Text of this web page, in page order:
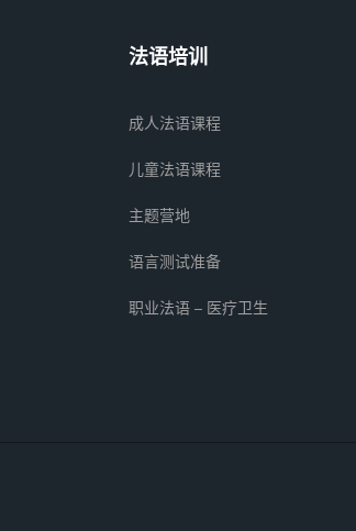
法语培训
成人法语课程
儿童法语课程
主题营地
语言测试准备
职业法语 – 医疗卫生